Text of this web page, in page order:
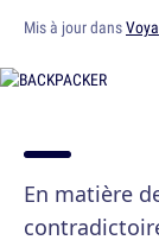
Mis à jour dans
En matière